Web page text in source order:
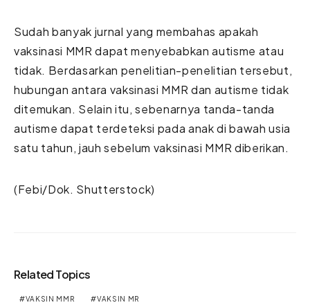
Sudah banyak jurnal yang membahas apakah
vaksinasi MMR dapat menyebabkan autisme atau
tidak. Berdasarkan penelitian-penelitian tersebut,
hubungan antara vaksinasi MMR dan autisme tidak
ditemukan. Selain itu, sebenarnya tanda-tanda
autisme dapat terdeteksi pada anak di bawah usia
satu tahun, jauh sebelum vaksinasi MMR diberikan.
(Febi/Dok. Shutterstock)
Related Topics
VAKSIN MMR VAKSIN MR